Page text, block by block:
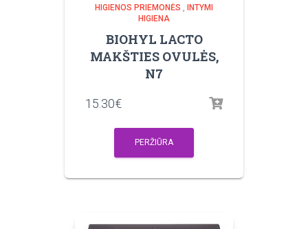
HIGIENOS PRIEMONĖS
INTYMI
HIGIENA
BIOHYL LACTO
MAKŠTIES OVULĖS,
N7
15.30€
PERŽIŪRA